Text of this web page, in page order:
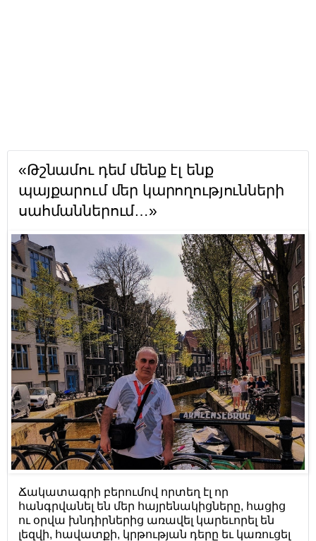
«Թշնամու դեմ մենք էլ ենք
պայքարում մեր կարողությունների
սահմաններում…»
Ճակատագրի բերումով որտեղ էլ որ
հանգրվանել են մեր հայրենակիցները, հացից
ու օրվա խնդիրներից առավել կարեւորել են
լեզվի, հավատքի, կրթության դերը եւ կառուցել